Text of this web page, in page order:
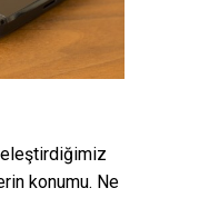
konumu. Ne